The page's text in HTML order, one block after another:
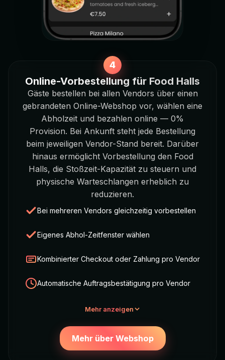
Online-Vorbestellung für Food Halls
Gäste bestellen bei allen Vendors über einen
gebrandeten Online-Webshop vor, wählen eine
Abholzeit und bezahlen online — 0%
Provision. Bei Ankunft steht jede Bestellung
beim jeweiligen Vendor-Stand bereit. Darüber
hinaus ermöglicht Vorbestellung den Food
Halls, die Stoßzeit-Kapazität zu steuern und
physische Warteschlangen erheblich zu
reduzieren.
Bei mehreren Vendors gleichzeitig vorbestellen
Eigenes Abhol-Zeitfenster wählen
Kombinierter Checkout oder Zahlung pro Vendor
Automatische Auftragsbestätigung pro Vendor
Mehr anzeigen
Mehr über Webshop